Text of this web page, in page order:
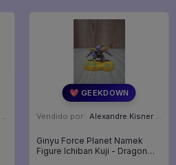
💖 GEEKDOWN
Vendido por: Alexandre Kisner - PR
Ginyu Force Planet Namek
Figure Ichiban Kuji - Dragon